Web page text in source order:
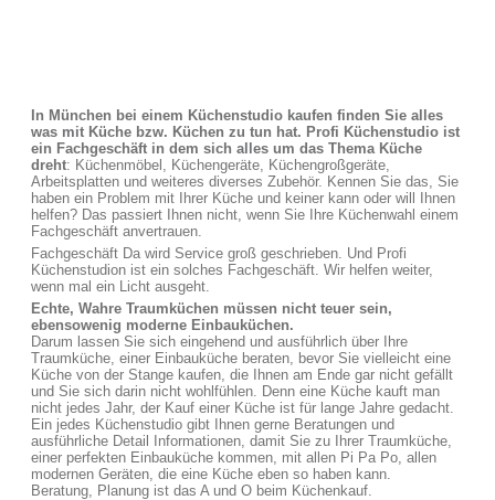
In München bei einem Küchenstudio kaufen finden Sie alles
was mit Küche bzw. Küchen zu tun hat. Profi Küchenstudio ist
ein Fachgeschäft in dem sich alles um das Thema Küche
dreht: Küchenmöbel, Küchengeräte, Küchengroßgeräte,
Arbeitsplatten und weiteres diverses Zubehör. Kennen Sie das, Sie
haben ein Problem mit Ihrer Küche und keiner kann oder will Ihnen
helfen? Das passiert Ihnen nicht, wenn Sie Ihre Küchenwahl einem
Fachgeschäft anvertrauen.
Fachgeschäft Da wird Service groß geschrieben. Und Profi
Küchenstudion ist ein solches Fachgeschäft. Wir helfen weiter,
wenn mal ein Licht ausgeht.
Echte, Wahre Traumküchen müssen nicht teuer sein,
ebensowenig moderne Einbauküchen.
Darum lassen Sie sich eingehend und ausführlich über Ihre
Traumküche, einer Einbauküche beraten, bevor Sie vielleicht eine
Küche von der Stange kaufen, die Ihnen am Ende gar nicht gefällt
und Sie sich darin nicht wohlfühlen. Denn eine Küche kauft man
nicht jedes Jahr, der Kauf einer Küche ist für lange Jahre gedacht.
Ein jedes Küchenstudio gibt Ihnen gerne Beratungen und
ausführliche Detail Informationen, damit Sie zu Ihrer Traumküche,
einer perfekten Einbauküche kommen, mit allen Pi Pa Po, allen
modernen Geräten, die eine Küche eben so haben kann.
Beratung, Planung ist das A und O beim Küchenkauf.